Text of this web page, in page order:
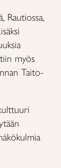
Rautiossa,
myös
Taito-